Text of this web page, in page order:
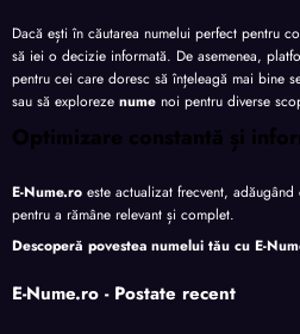
Dacă ești în căutarea numelui perfect pentru
să iei o decizie informată. De asemenea,
pentru cei care doresc să înțeleagă mai bine
sau să exploreze nume noi pentru diverse
Optimizare constantă și
E-Nume.ro este actualizat frecvent,
pentru a rămâne relevant și complet.
Descoperă povestea numelui tău cu E-
E-Nume.ro - Postate recent